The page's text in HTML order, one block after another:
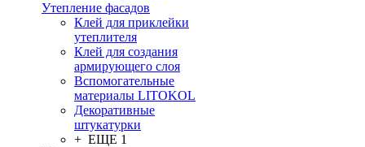
Утепление фасадов
Клей для приклейки
утеплителя
Клей для создания
армирующего слоя
Вспомогательные
материалы LITOKOL
Декоративные
штукатурки
+ ЕЩЕ 1